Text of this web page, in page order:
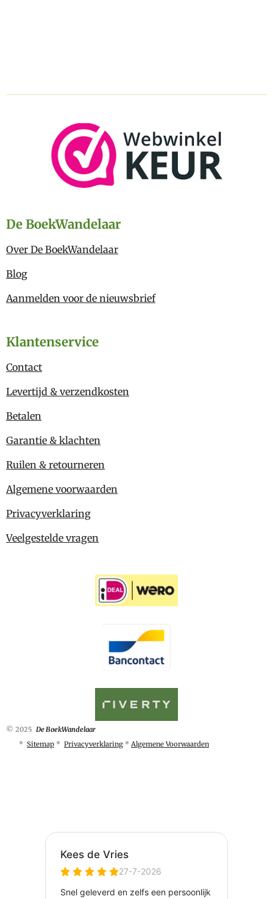
De BoekWandelaar
Over De BoekWandelaar
Blog
Aanmelden voor de nieuwsbrief
Klantenservice
Contact
Levertijd & verzendkosten
Betalen
Garantie & klachten
Ruilen & retourneren
Algemene voorwaarden
Privacyverklaring
Veelgestelde vragen
© 2025 De BoekWandelaar
* Sitemap * Privacyverklaring * Algemene Voorwaarden